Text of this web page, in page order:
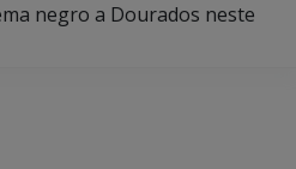
negro a Dourados neste